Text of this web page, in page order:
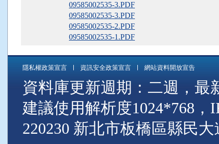
09585002535-3.PDF
09585002535-3.PDF
09585002535-2.PDF
09585002535-1.PDF
隱私權政策宣言 資訊安全政策宣言 網站資料開放宣告
資料庫更新週期：二週，最
建議使用解析度1024*768
220230 新北市板橋區縣民